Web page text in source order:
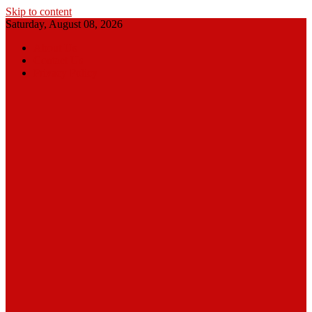
Skip to content
Saturday, August 08, 2026